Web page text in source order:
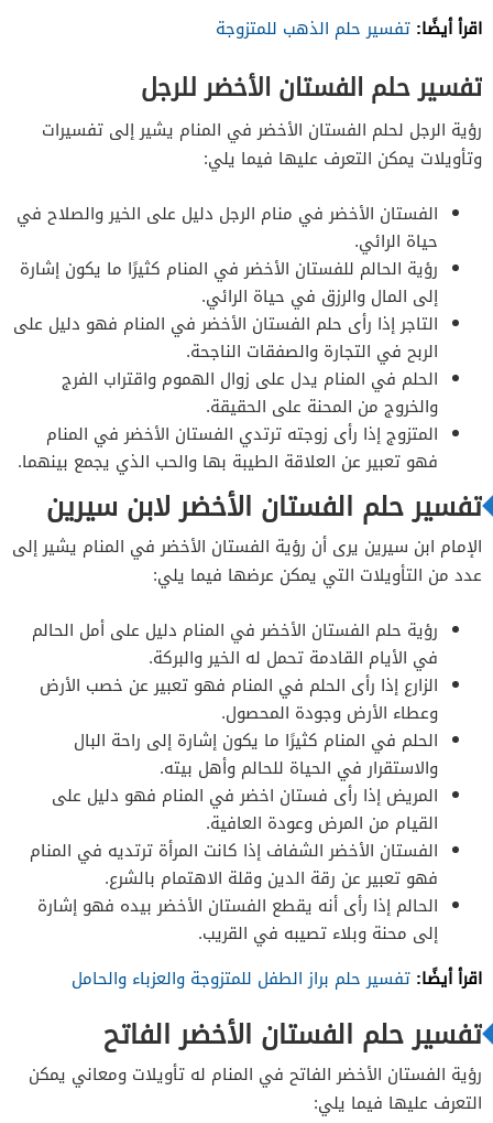
اقرأ أيضًا: تفسير حلم الذهب للمتزوجة
تفسير حلم الفستان الأخضر للرجل
رؤية الرجل لحلم الفستان الأخضر في المنام يشير إلى تفسيرات
وتأويلات يمكن التعرف عليها فيما يلي:
الفستان الأخضر في منام الرجل دليل على الخير والصلاح في
حياة الرائي.
رؤية الحالم للفستان الأخضر في المنام كثيرًا ما يكون إشارة
إلى المال والرزق في حياة الرائي.
التاجر إذا رأى حلم الفستان الأخضر في المنام فهو دليل على
الربح في التجارة والصفقات الناجحة.
الحلم في المنام يدل على زوال الهموم واقتراب الفرج
والخروج من المحنة على الحقيقة.
المتزوج إذا رأى زوجته ترتدي الفستان الأخضر في المنام
فهو تعبير عن العلاقة الطيبة بها والحب الذي يجمع بينهما.
تفسير حلم الفستان الأخضر لابن سيرين
الإمام ابن سيرين يرى أن رؤية الفستان الأخضر في المنام يشير إلى
عدد من التأويلات التي يمكن عرضها فيما يلي:
رؤية حلم الفستان الأخضر في المنام دليل على أمل الحالم
في الأيام القادمة تحمل له الخير والبركة.
الزارع إذا رأى الحلم في المنام فهو تعبير عن خصب الأرض
وعطاء الأرض وجودة المحصول.
الحلم في المنام كثيرًا ما يكون إشارة إلى راحة البال
والاستقرار في الحياة للحالم وأهل بيته.
المريض إذا رأى فستان اخضر في المنام فهو دليل على
القيام من المرض وعودة العافية.
الفستان الأخضر الشفاف إذا كانت المرأة ترتديه في المنام
فهو تعبير عن رقة الدين وقلة الاهتمام بالشرع.
الحالم إذا رأى أنه يقطع الفستان الأخضر بيده فهو إشارة
إلى محنة وبلاء تصيبه في القريب.
اقرأ أيضًا: تفسير حلم براز الطفل للمتزوجة والعزباء والحامل
تفسير حلم الفستان الأخضر الفاتح
رؤية الفستان الأخضر الفاتح في المنام له تأويلات ومعاني يمكن
التعرف عليها فيما يلي: